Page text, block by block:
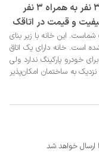
‫‫اجاره روزانه و ماهانه فرهادی، 60 متر برای 3 نفر به همراه 3 نفر
و قیمت در اتاقک
ارسال خواهد شد